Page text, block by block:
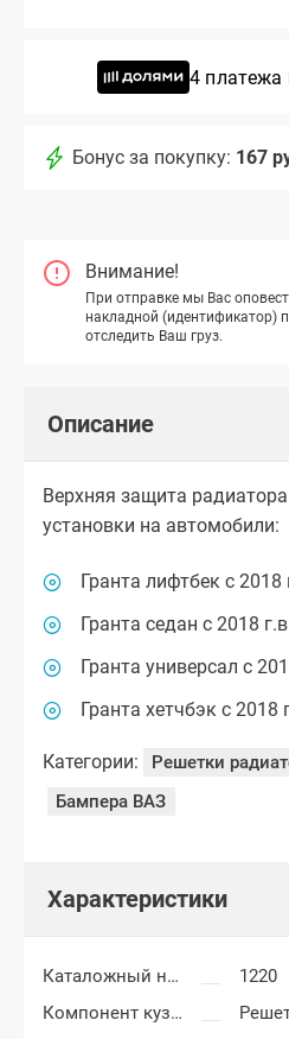
4 платежа
Бонус за покупку: 167
Внимание!
При отправке мы Вас
накладной (идентификатор)
отследить Ваш груз.
Описание
Верхняя защита
установки на автомобили:
Гранта лифтбек с 2018
Гранта седан с 2018
Гранта универсал с
Гранта хетчбэк с 2018
Категории:
Решетки
Бампера ВАЗ
Характеристики
Каталожный номер
1220
Компонент кузова